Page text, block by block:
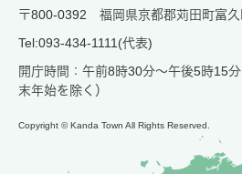
〒800-0392 福岡県京都郡苅田町富久
Tel:093-434-1111(代表)
開庁時間：午前8時30分～午後5時15
末年始を除く）
Copyright © Kanda Town All Rights Reserved.